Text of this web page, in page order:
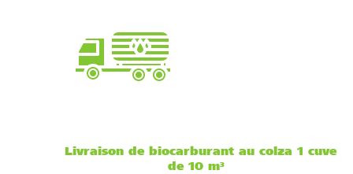
Livraison de biocarburant au colza 1 cuve
de 10 m³